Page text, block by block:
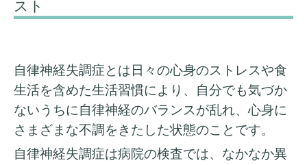
スト
自律神経失調症とは日々の心身のストレスや食
生活を含めた生活習慣により、自分でも気づか
ないうちに自律神経のバランスが乱れ、心身に
さまざまな不調をきたした状態のことです。
自律神経失調症は病院の検査では、なかなか異